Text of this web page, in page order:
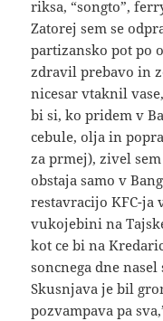
riksa, “songto”,
Zatorej sem se
partizansko pot po
zdravil prebavo in
nicesar vtaknil
bi si, ko pridem v
cebule, olja in
za prmej), zivel
obstaja samo v
restavracijo KFC-ja
vukojebini na
kot ce bi na
soncnega dne
Skusnjava je bil
pozvampava pa